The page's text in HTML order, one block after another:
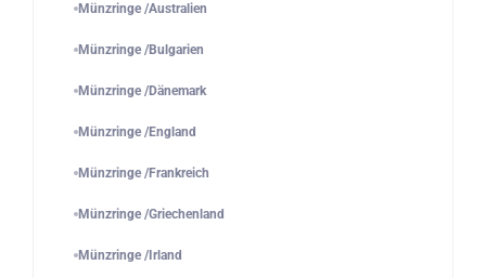
Münzringe /Australien
Münzringe /Bulgarien
Münzringe /Dänemark
Münzringe /England
Münzringe /Frankreich
Münzringe /Griechenland
Münzringe /Irland